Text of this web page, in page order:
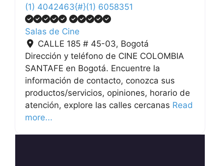
(1) 4042463{#}(1) 6058351
Salas de Cine
CALLE 185 # 45-03, Bogotá
Dirección y teléfono de CINE COLOMBIA
SANTAFE en Bogotá. Encuentre la
información de contacto, conozca sus
productos/servicios, opiniones, horario de
atención, explore las calles cercanas Read
more...